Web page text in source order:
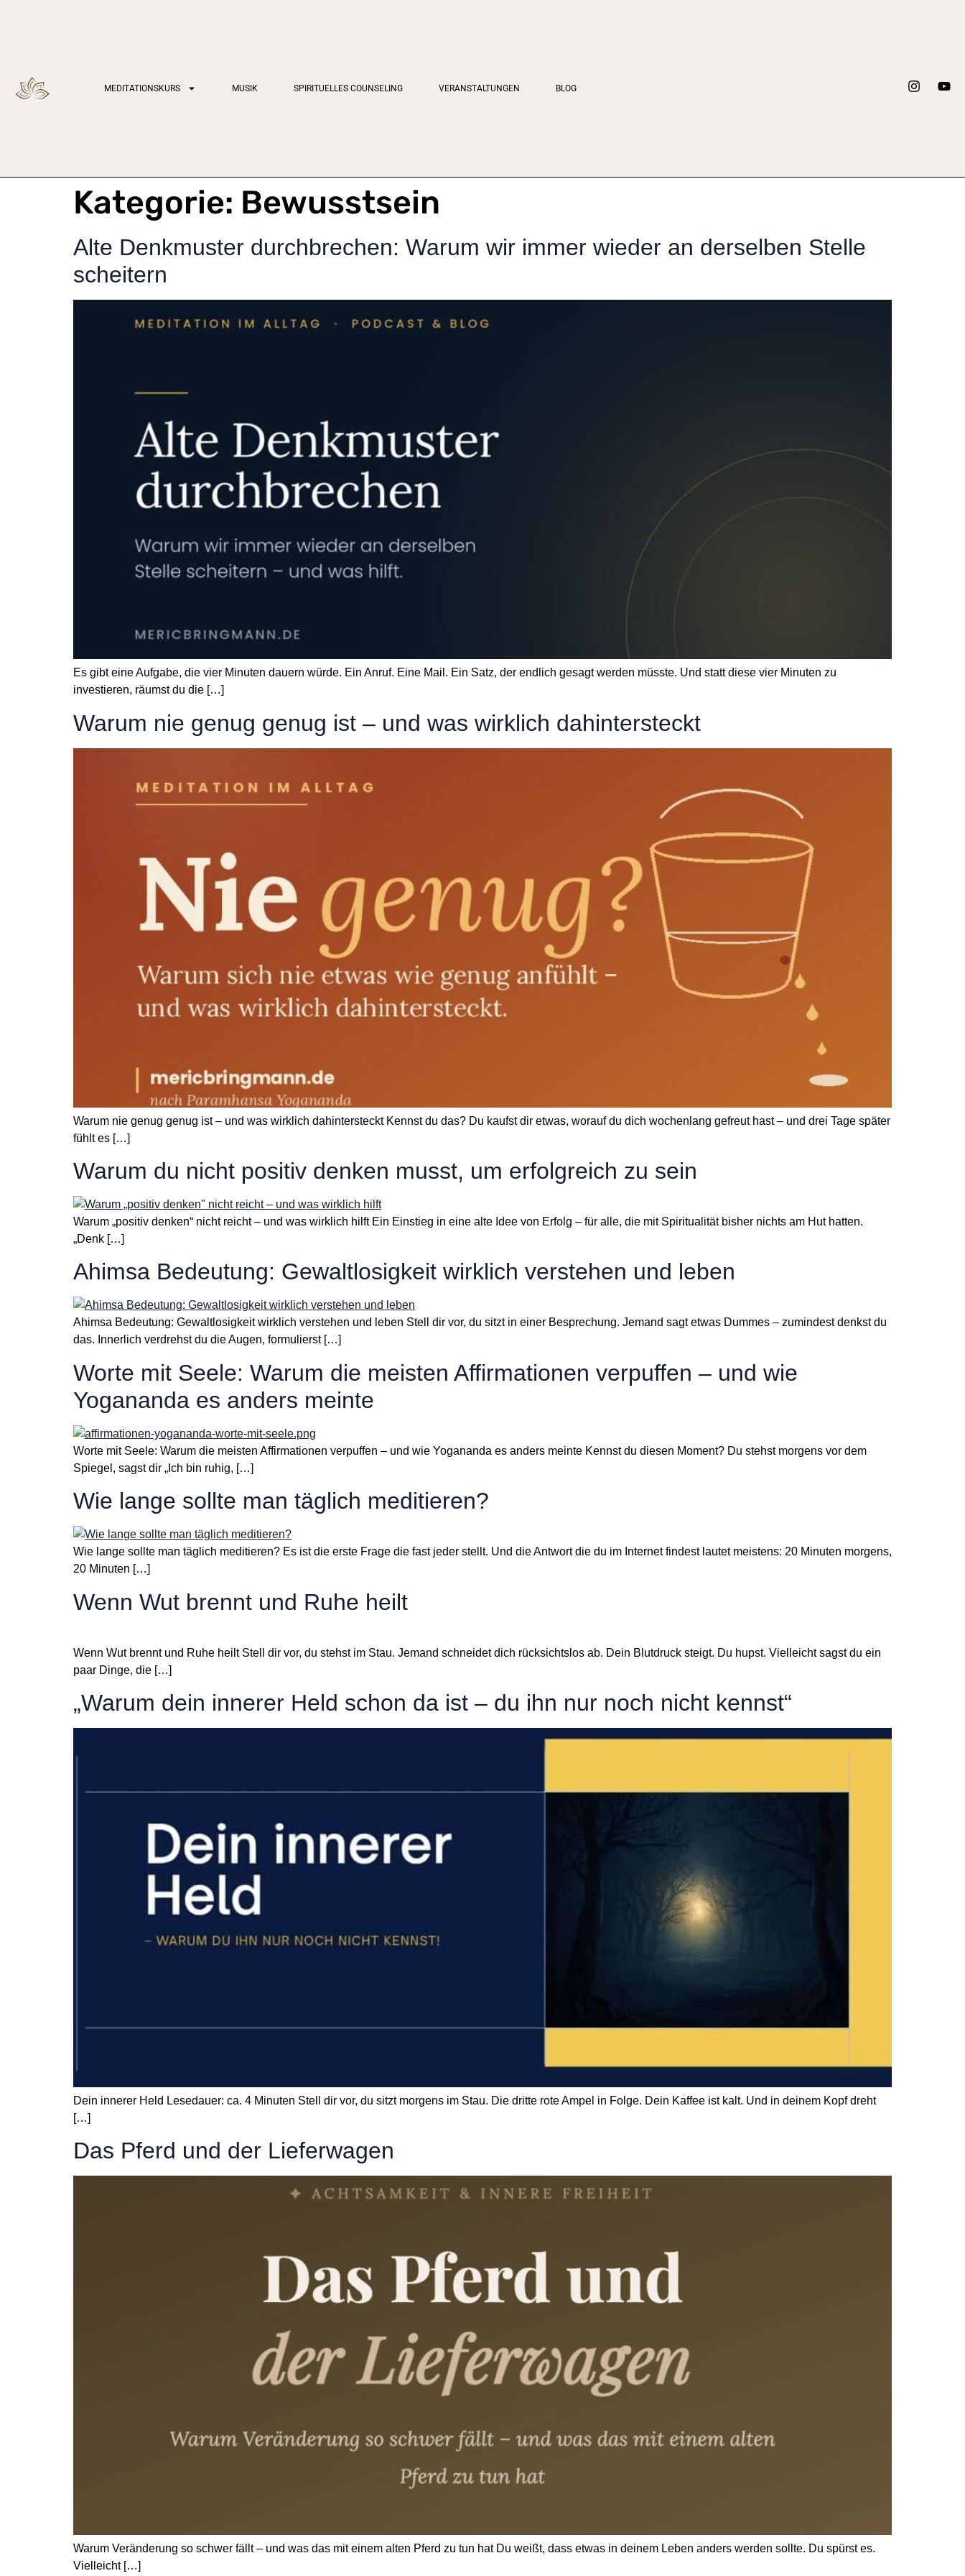
MEDITATIONSKURS MUSIK SPIRITUELLES COUNSELING VERANSTALTUNGEN BLOG
Kategorie: Bewusstsein
Alte Denkmuster durchbrechen: Warum wir immer wieder an derselben Stelle
scheitern
Es gibt eine Aufgabe, die vier Minuten dauern würde. Ein Anruf. Eine Mail. Ein Satz, der endlich gesagt werden müsste. Und statt diese vier Minuten zu
investieren, räumst du die […]
Warum nie genug genug ist – und was wirklich dahintersteckt
Warum nie genug genug ist – und was wirklich dahintersteckt Kennst du das? Du kaufst dir etwas, worauf du dich wochenlang gefreut hast – und drei Tage später
fühlt es […]
Warum du nicht positiv denken musst, um erfolgreich zu sein
Warum „positiv denken“ nicht reicht – und was wirklich hilft Ein Einstieg in eine alte Idee von Erfolg – für alle, die mit Spiritualität bisher nichts am Hut hatten.
„Denk […]
Ahimsa Bedeutung: Gewaltlosigkeit wirklich verstehen und leben
Ahimsa Bedeutung: Gewaltlosigkeit wirklich verstehen und leben Stell dir vor, du sitzt in einer Besprechung. Jemand sagt etwas Dummes – zumindest denkst du
das. Innerlich verdrehst du die Augen, formulierst […]
Worte mit Seele: Warum die meisten Affirmationen verpuffen – und wie
Yogananda es anders meinte
Worte mit Seele: Warum die meisten Affirmationen verpuffen – und wie Yogananda es anders meinte Kennst du diesen Moment? Du stehst morgens vor dem
Spiegel, sagst dir „Ich bin ruhig, […]
Wie lange sollte man täglich meditieren?
Wie lange sollte man täglich meditieren? Es ist die erste Frage die fast jeder stellt. Und die Antwort die du im Internet findest lautet meistens: 20 Minuten morgens,
20 Minuten […]
Wenn Wut brennt und Ruhe heilt
Wenn Wut brennt und Ruhe heilt Stell dir vor, du stehst im Stau. Jemand schneidet dich rücksichtslos ab. Dein Blutdruck steigt. Du hupst. Vielleicht sagst du ein
paar Dinge, die […]
„Warum dein innerer Held schon da ist – du ihn nur noch nicht kennst“
Dein innerer Held Lesedauer: ca. 4 Minuten Stell dir vor, du sitzt morgens im Stau. Die dritte rote Ampel in Folge. Dein Kaffee ist kalt. Und in deinem Kopf dreht
[…]
Das Pferd und der Lieferwagen
Warum Veränderung so schwer fällt – und was das mit einem alten Pferd zu tun hat Du weißt, dass etwas in deinem Leben anders werden sollte. Du spürst es.
Vielleicht […]